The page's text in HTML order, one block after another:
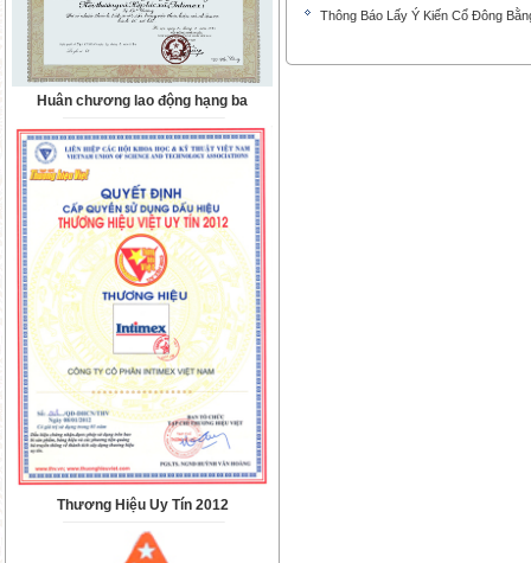
Huân chương lao động hạng ba
Thương Hiệu Uy Tín 2012
Thông Báo Lấy Ý Kiến Cổ Đông